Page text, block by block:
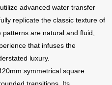
advanced water transfer
replicate the classic texture of
are natural and fluid,
that infuses the
luxury.
symmetrical square